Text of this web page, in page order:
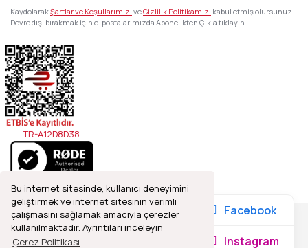
Bu internet sitesinde, kullanıcı deneyimini
geliştirmek ve internet sitesinin verimli
çalışmasını sağlamak amacıyla çerezler
kullanılmaktadır. Ayrıntıları inceleyin
Çerez Politikası
KaydolarakŞartlar ve Koşullarımızı veGizlilik Politikamızı kabul etmiş olursunuz.
Devre dışı bırakmak için e-postalarımızda Abonelikten Çık'a tıklayın.
TR-A12D8D38
2021© Refleks Fotoğrafçılık, Tüm Hakları Saklıdır.
Facebook
Instagram